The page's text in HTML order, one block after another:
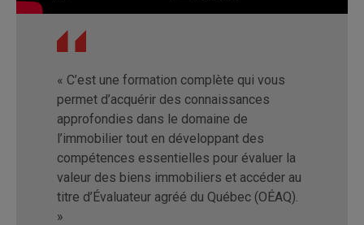
« C’est une formation complète qui vous
permet d’acquérir des connaissances
approfondies dans le domaine de
l’immobilier tout en développant des
compétences essentielles pour évaluer la
valeur des biens immobiliers et accéder au
titre d’Évaluateur agréé du Québec (OÉAQ).
»